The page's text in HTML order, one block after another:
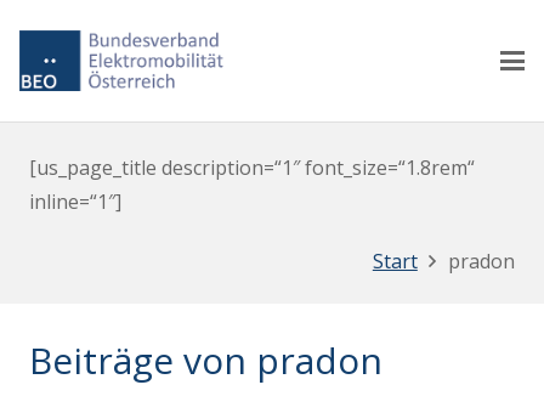
[us_page_title description=“1″ font_size=“1.8rem“
inline=“1″]
Start pradon
Beiträge von pradon